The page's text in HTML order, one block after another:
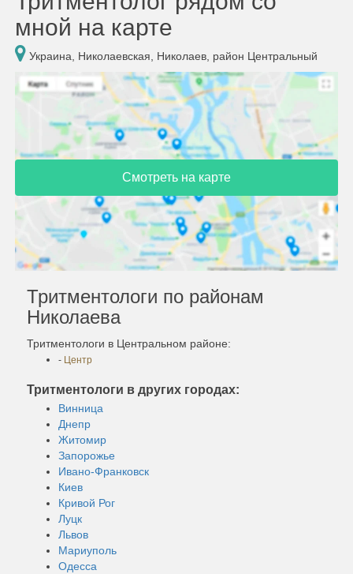
мной на карте
Украина, Николаевская, Николаев, район Центральный
Смотреть на карте
Тритментологи по районам
Николаева
Тритментологи в Центральном районе:
- Центр
Тритментологи в других городах:
Винница
Днепр
Житомир
Запорожье
Ивано-Франковск
Киев
Кривой Рог
Луцк
Львов
Мариуполь
Одесса